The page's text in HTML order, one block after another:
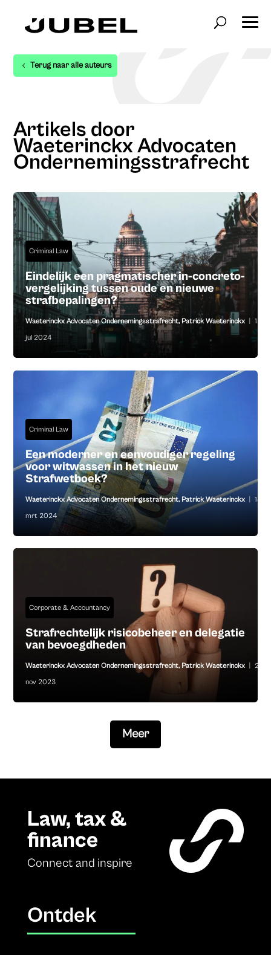
Terug naar alle auteurs
Artikels door
Waeterinckx Advocaten
Ondernemingsstrafrecht
Criminal Law
Eindelijk een pragmatischer in-concreto-
vergelijking tussen oude en nieuwe
strafbepalingen?
Waeterinckx Advocaten Ondernemingsstrafrecht, Patrick Waeterinckx 18
jul 2024
Criminal Law
Een moderner en eenvoudiger regeling
voor witwassen in het nieuw
Strafwetboek?
Waeterinckx Advocaten Ondernemingsstrafrecht, Patrick Waeterinckx 14
mrt 2024
Corporate & Accountancy
Strafrechtelijk risicobeheer en delegatie
van bevoegdheden
Waeterinckx Advocaten Ondernemingsstrafrecht, Patrick Waeterinckx 2
nov 2023
Meer
Law, tax &
finance
Connect and inspire
Ontdek